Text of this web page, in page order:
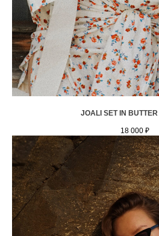
JOALI SET IN
18 000 ₽